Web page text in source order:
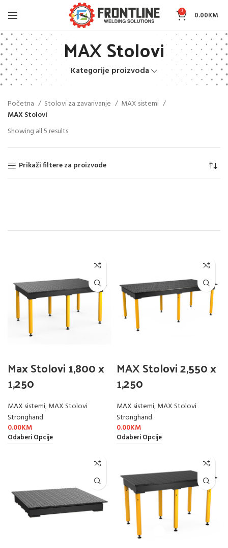
0 0.00KM
MAX Stolovi
Kategorije proizvoda
Početna Stolovi za zavarivanje
MAX sistemi
MAX Stolovi
Showing all 5 results
Prikaži filtere za proizvode
Max Stolovi 1,800 x
1,250
MAX sistemi,MAX Stolovi
Stronghand
0.00KM
Odaberi Opcije
MAX Stolovi 2,550 x
1,250
MAX sistemi,MAX Stolovi
Stronghand
0.00KM
Odaberi Opcije